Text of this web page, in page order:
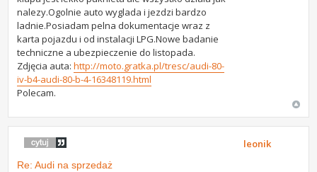
nalezy.Ogolnie auto wyglada i jezdzi bardzo
ladnie.Posiadam pelna dokumentacje wraz z
karta pojazdu i od instalacji LPG.Nowe badanie
techniczne a ubezpieczenie do listopada.
Zdjęcia auta:http://moto.gratka.pl/tresc/audi-80-
iv-b4-audi-80-b-4-16348119.html
Polecam.
Re: Audi na sprzedaż
leonik